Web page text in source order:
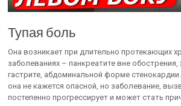
Тупая боль
Она возникает при длительно протекающих
заболеваниях – панкреатите вне
гастрите, абдоминальной форме
она не кажется опасной, но заболевание,
постепенно прогрессирует и может стать